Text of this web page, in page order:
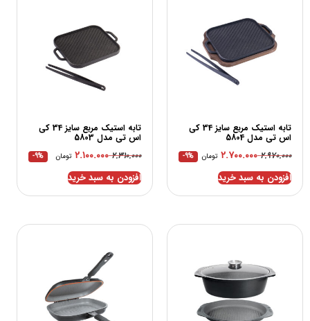
تابه استیک مربع سایز 34 کی
اس تی مدل 5804
۲.۹۷۰.۰۰۰ ۲.۷۰۰.۰۰۰ تومان -9%
افزودن به سبد خرید
تابه استیک مربع سایز 34 کی
اس تی مدل 5803
۲.۳۱۰.۰۰۰ ۲.۱۰۰.۰۰۰ تومان -9%
افزودن به سبد خرید